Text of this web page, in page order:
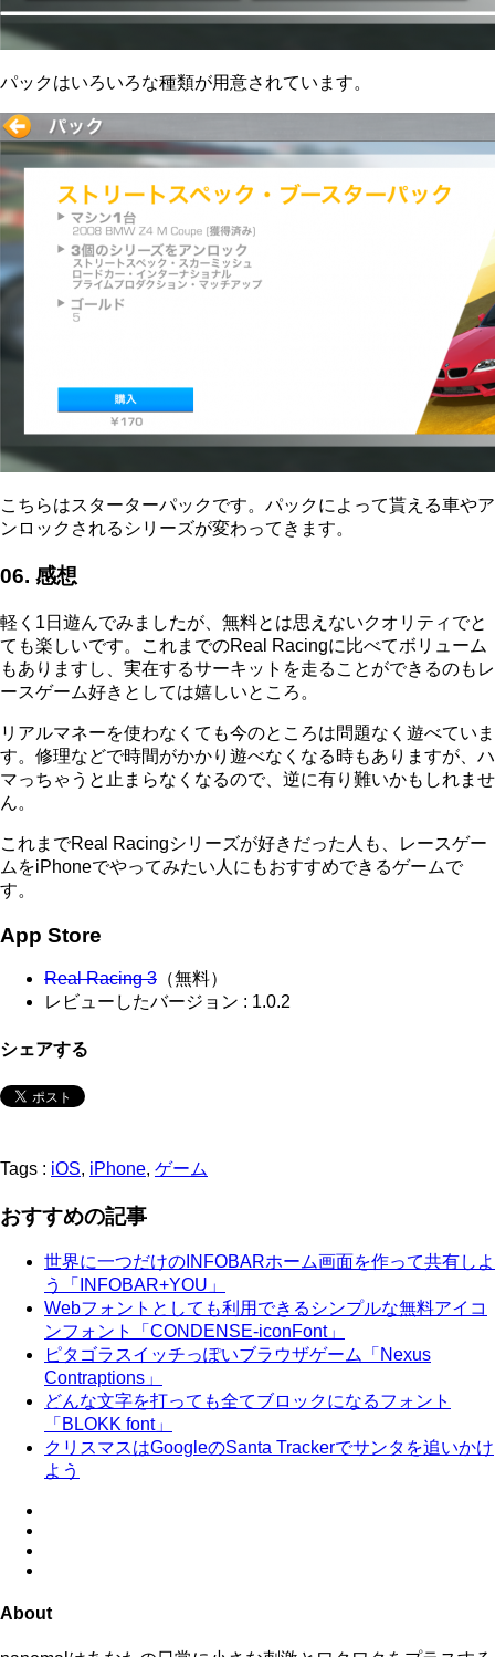
パックはいろいろな種類が用意されています。
こちらはスターターパックです。パックによって貰える車やア
ンロックされるシリーズが変わってきます。
06. 感想
軽く1日遊んでみましたが、無料とは思えないクオリティでと
ても楽しいです。これまでのReal Racingに比べてボリューム
もありますし、実在するサーキットを走ることができるのもレ
ースゲーム好きとしては嬉しいところ。
リアルマネーを使わなくても今のところは問題なく遊べていま
す。修理などで時間がかかり遊べなくなる時もありますが、ハ
マっちゃうと止まらなくなるので、逆に有り難いかもしれませ
ん。
これまでReal Racingシリーズが好きだった人も、レースゲー
ムをiPhoneでやってみたい人にもおすすめできるゲームで
す。
App Store
Real Racing 3 （無料）
レビューしたバージョン : 1.0.2
シェアする
Tags : iOS, iPhone, ゲーム
おすすめの記事
世界に一つだけのINFOBARホーム画面を作って共有しよ
う「INFOBAR+YOU」
Webフォントとしても利用できるシンプルな無料アイコ
ンフォント「CONDENSE-iconFont」
ピタゴラスイッチっぽいブラウザゲーム「Nexus
Contraptions」
どんな文字を打っても全てブロックになるフォント
「BLOKK font」
クリスマスはGoogleのSanta Trackerでサンタを追いかけ
よう
About